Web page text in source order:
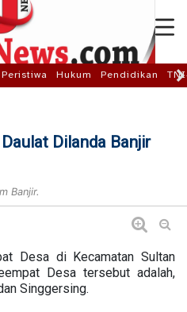
Peristiwa Hukum Pendidikan
Dilanda Banjir
Banjir.
Desa di Kecamatan Sultan
Desa tersebut adalah,
Singgersing.